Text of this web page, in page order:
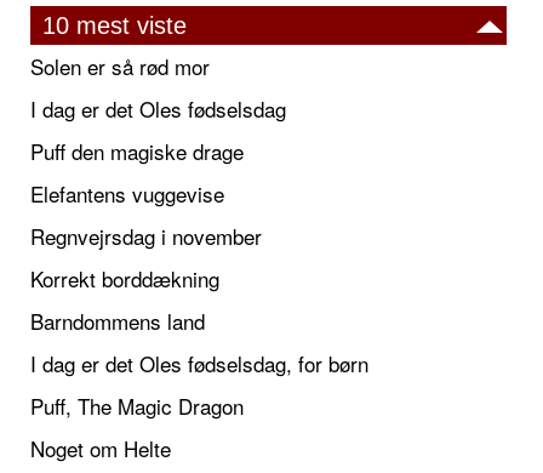
10 mest viste
Solen er så rød mor
I dag er det Oles fødselsdag
Puff den magiske drage
Elefantens vuggevise
Regnvejrsdag i november
Korrekt borddækning
Barndommens land
I dag er det Oles fødselsdag, for børn
Puff, The Magic Dragon
Noget om Helte